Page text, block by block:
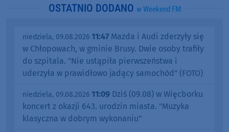
OSTATNIO DODANO w Weekend FM
niedziela, 09.08.2026 11:47 Mazda i Audi zderzyły się
w Chłopowach, w gminie Brusy. Dwie osoby trafiły
do szpitala. "Nie ustąpiła pierwszeństwa i
uderzyła w prawidłowo jadący samochód" (FOTO)
niedziela, 09.08.2026 11:09 Dziś (09.08) w Więcborku
koncert z okazji 643. urodzin miasta. "Muzyka
klasyczna w dobrym wykonaniu"